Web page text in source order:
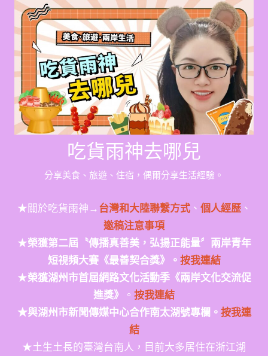
Skip
content
吃貨雨神去哪兒
分享美食、旅遊、住宿，偶爾分享生活經驗。
★關於吃貨雨神→台灣和大陸聯繫方式、 個人經歷、
邀稿注意事項
★榮獲第二屆〝傳播真善美，弘揚正能量〞兩岸青年
短視頻大賽《最善契合獎》。 按我連結
★榮獲湖州市首屆網路文化活動季《兩岸文化交流促
進獎》
。 按我連結
★與湖州市新聞傳媒中心合作南太湖號專欄。 按我連
結
★土生土長的臺灣台南人，目前大多居住在浙江湖